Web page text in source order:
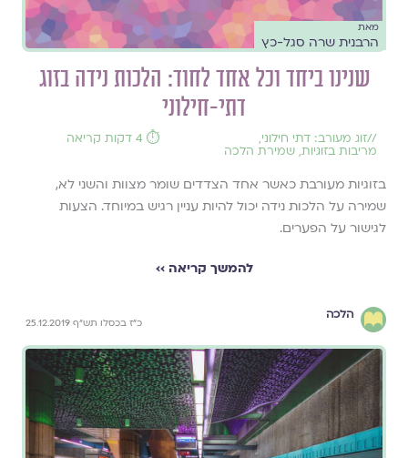
מאת
הרבנית שרה סגל-כץ
שנינו ביחד וכל אחד לחוד: הלכות נידה בזוג
דתי-חילוני
//זוג מעורב: דתי חילוני,
מריבות בזוגיות, שמירת הלכה
⏱️ 4 דקות קריאה
בזוגיות מעורבת כאשר אחד הצדדים שומר מצוות והשני לא,
שמירה על הלכות נידה יכול להיות עניין רגיש במיוחד. הצעות
לגישור על הפערים.
להמשך קריאה ››
הלכה
כ"ז בכסלו תש"ף 25.12.2019